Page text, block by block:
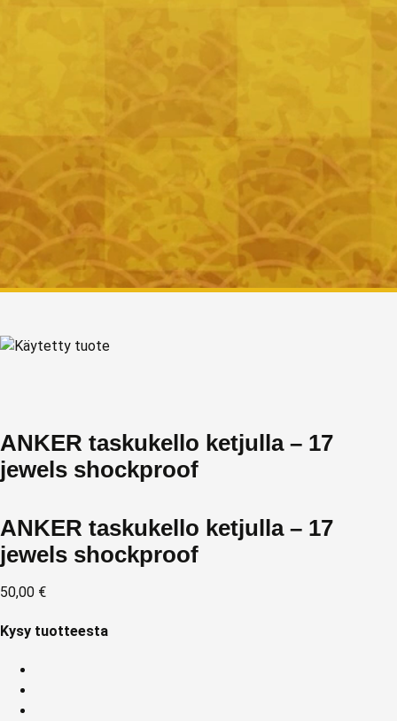
ANKER taskukello ketjulla – 17
jewels shockproof
ANKER taskukello ketjulla – 17
jewels shockproof
50,00 €
Kysy tuotteesta